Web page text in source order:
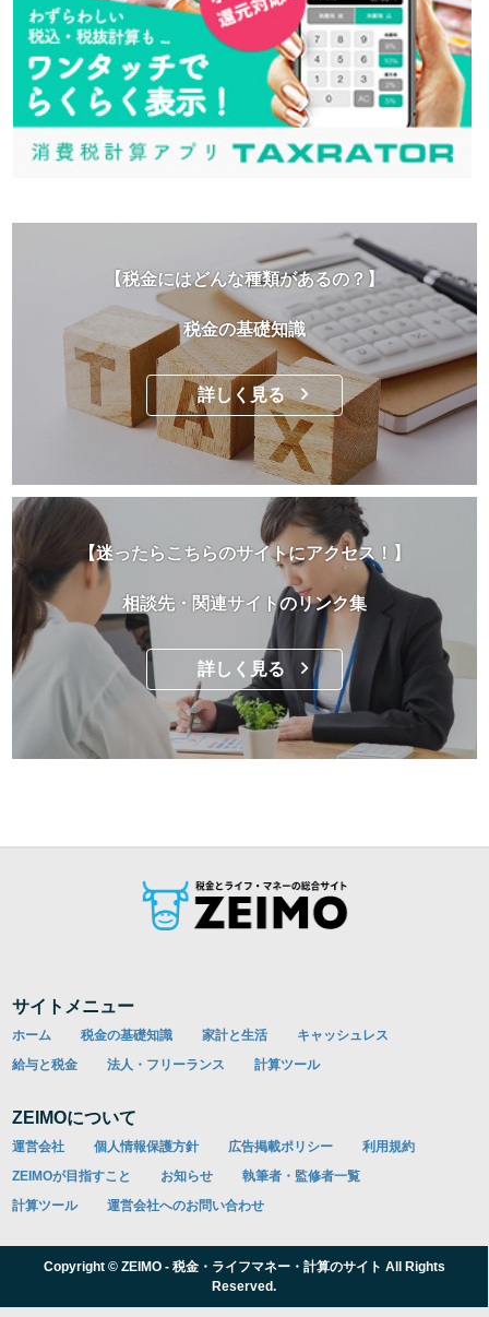
【税金にはどんな種類があるの？】
税金の基礎知識
詳しく見る
【迷ったらこちらのサイトにアクセス！】
相談先・関連サイトのリンク集
詳しく見る
サイトメニュー
ホーム 税金の基礎知識 家計と生活
キャッシュレス
給与と税金
法人・フリーランス 計算ツール
ZEIMOについて
運営会社 個人情報保護方針 広告掲載ポリシー
利用規約
ZEIMOが目指すこと
お知らせ
執筆者・監修者一覧
計算ツール
運営会社へのお問い合わせ
Copyright © ZEIMO - 税金・ライフマネー・計算のサイト All Rights
Reserved.